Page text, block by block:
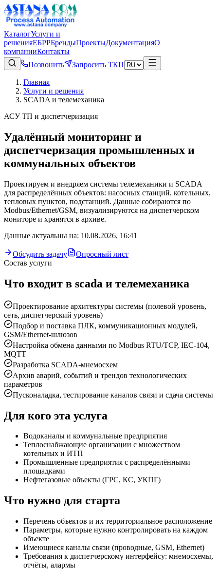
КаталогУслуги и
решенияЕБРРБрендыПроектыДокументацияО
компанииКонтакты
Позвонить
Запросить ТКП
Главная
Услуги и решения
SCADA и телемеханика
АСУ ТП и диспетчеризация
Удалённый мониторинг и
диспетчеризация промышленных и
коммунальных объектов
Проектируем и внедряем системы телемеханики и SCADA
для распределённых объектов: насосных станций, котельных,
тепловых пунктов, подстанций. Данные собираются по
Modbus/Ethernet/GSM, визуализируются на диспетчерском
мониторе и хранятся в архиве.
Данные актуальны на: 10.08.2026, 16:41
Обсудить задачу
Опросный лист
Состав услуги
Что входит в scada и телемеханика
Проектирование архитектуры системы (полевой уровень,
сеть, диспетчерский уровень)
Подбор и поставка ПЛК, коммуникационных модулей,
GSM/Ethernet-шлюзов
Настройка обмена данными по Modbus RTU/TCP, IEC-104,
MQTT
Разработка SCADA-мнемосхем
Архив аварий, событий и трендов технологических
параметров
Пусконаладка, тестирование каналов связи и сдача системы
Для кого эта услуга
Водоканалы и коммунальные предприятия
Теплоснабжающие организации с множеством
котельных и ИТП
Промышленные предприятия с распределёнными
площадками
Нефтегазовые объекты (ГРС, КС, УКПГ)
Что нужно для старта
Перечень объектов и их территориальное расположение
Параметры, которые нужно контролировать на каждом
объекте
Имеющиеся каналы связи (проводные, GSM, Ethernet)
Требования к диспетчерскому интерфейсу: мнемосхемы,
отчёты, алармы